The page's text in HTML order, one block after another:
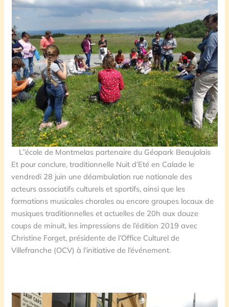
L’’école de Montmelas partenaire du Géopark Beaujolais
Et pour conclure, traditionnelle Nuit d’Eté en Calade le
vendredi 28 juin une déambulation rue nationale des
acteurs associatifs culturels et sportifs, ainsi que les
formations musicales chorales ou encore groupes locaux de
musiques traditionnelles et actuelles de 20h aux douze
coups de minuit, les impressions de l’édition 2019 avec
Christine Forget, présidente de l’Office Culturel de
Villefranche (OCV) à l’initiative de l’événement.